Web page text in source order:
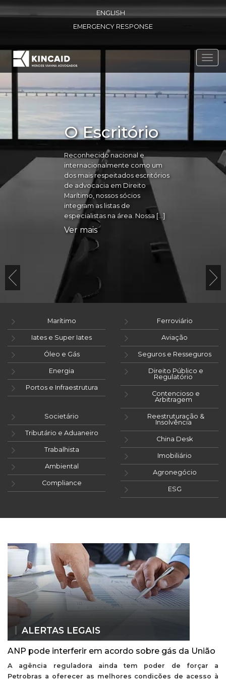
ENGLISH
EMERGENCY RESPONSE
O Escritório
Reconhecido nacional e
internacionalmente como um
dos mais respeitados escritórios
de advocacia em Direito
Marítimo, nossos sócios
integram as listas de
especialistas na área. Nossa […]
Ver mais
Marítimo
Iates e Super Iates
Óleo e Gás
Energia
Portos e Infraestrutura
Ferroviário
Aviação
Seguros e Resseguros
Direito Público e
Regulatório
Contencioso e
Arbitragem
Societário
Tributário e Aduaneiro
Trabalhista
Ambiental
Compliance
Reestruturação &
Insolvência
China Desk
Imobiliário
Agronegócio
ESG
ALERTAS LEGAIS
ANP pode interferir em acordo sobre gás da União
A agência reguladora ainda tem poder de forçar a
Petrobras a oferecer as melhores condições de acesso à